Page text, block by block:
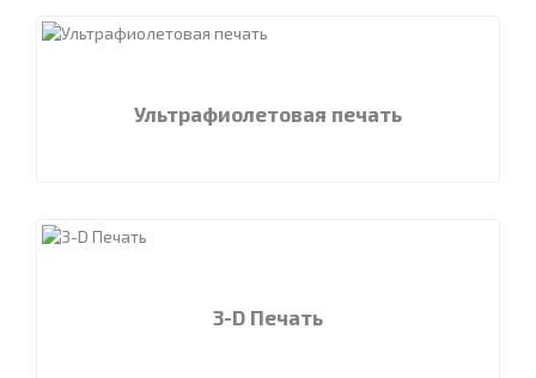
Ультрафиолетовая печать
3-D Печать